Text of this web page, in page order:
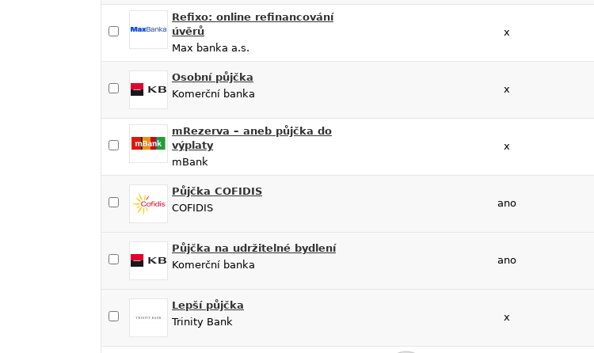
Refixo: online refinancování
úvěrů
Max banka a.s.
x
Osobní půjčka
Komerční banka
x
mRezerva – aneb půjčka do
výplaty
mBank
x
Půjčka COFIDIS
COFIDIS
ano
Půjčka na udržitelné bydlení
Komerční banka
ano
Lepší půjčka
Trinity Bank
x